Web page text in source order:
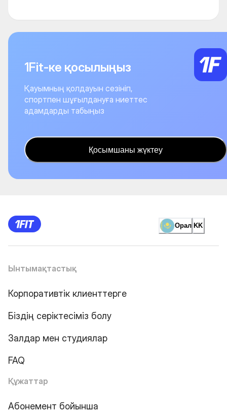
1Fit-ке қосылыңыз
Қауымның қолдауын сезініп,
спортпен шұғылдануға ниеттес
адамдарды табыңыз
Қосымшаны жүктеу
Орал KK
Ынтымақтастық
Корпоративтік клиенттерге
Біздің серіктесіміз болу
Залдар мен студиялар
FAQ
Құжаттар
Абонемент бойынша